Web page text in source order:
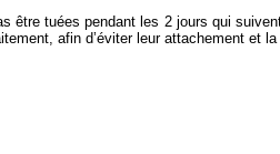
être tuées pendant les 2 jours qui
afin d’éviter leur attachement et la